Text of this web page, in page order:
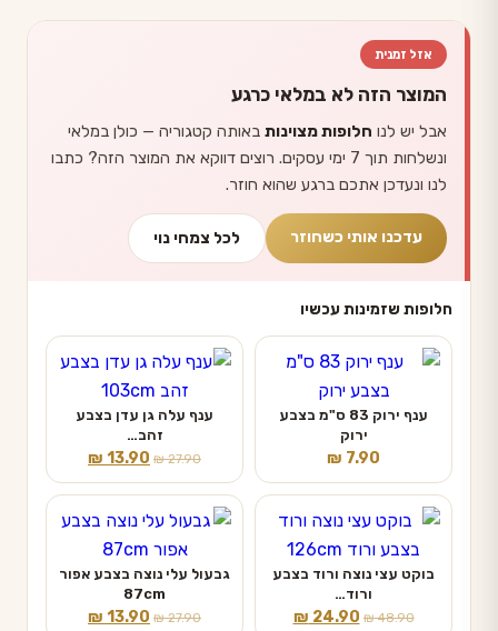
אזל זמנית
המוצר הזה לא במלאי כרגע
אבל יש לנו חלופות מצוינות באותה קטגוריה — כולן במלאי
ונשלחות תוך 7 ימי עסקים. רוצים דווקא את המוצר הזה? כתבו
לנו ונעדכן אתכם ברגע שהוא חוזר.
עדכנו אותי כשחוזר לכל צמחי נוי
חלופות שזמינות עכשיו
ענף ירוק 83 ס"מ בצבע
ירוק
₪ 7.90
ענף עלה גן עדן בצבע
זהב…
₪27.90
המחיר
המקורי
₪ 27.90.
₪ 13.90
המחיר
הנוכחי
בוקט עצי נוצה ורוד בצבע
ורוד…
₪48.90
המחיר ₪ 24.90
המחיר
גבעול עלי נוצה בצבע אפור
87cm
₪27.90
המחיר ₪ 13.90
המחיר